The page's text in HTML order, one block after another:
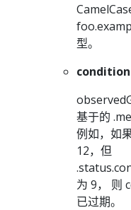
型。
基于的
例如，如
12，但
为 9， 则
已过期。